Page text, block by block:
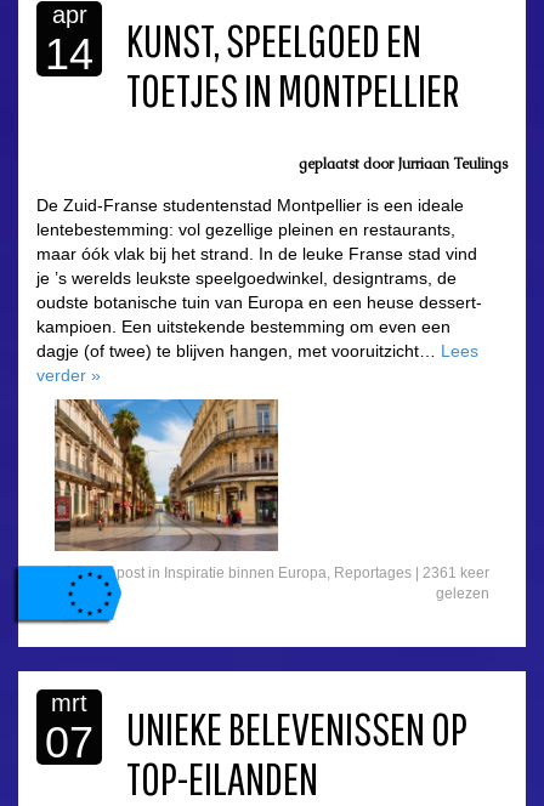
apr
14
KUNST, SPEELGOED EN
TOETJES IN MONTPELLIER
geplaatst door Jurriaan Teulings
De Zuid-Franse studentenstad Montpellier is een ideale
lentebestemming: vol gezellige pleinen en restaurants,
maar óók vlak bij het strand. In de leuke Franse stad vind
je ’s werelds leukste speelgoedwinkel, designtrams, de
oudste botanische tuin van Europa en een heuse dessert-
kampioen. Een uitstekende bestemming om even een
dagje (of twee) te blijven hangen, met vooruitzicht… Lees
verder »
Gepost in Inspiratie binnen Europa, Reportages | 2361 keer
gelezen
mrt
07
UNIEKE BELEVENISSEN OP
TOP-EILANDEN